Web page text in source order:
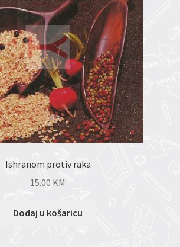
Ishranom protiv raka
15.00 KM
Dodaj u košaricu